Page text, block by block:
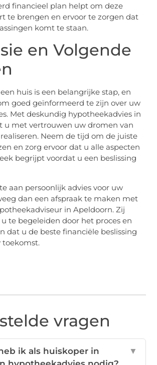
financieel plan helpt om deze
te brengen en ervoor te zorgen dat
komt te staan.
en Volgende
huis is een belangrijke stap, en
goed geïnformeerd te zijn over uw
Met deskundig hypotheekadvies in
u met vertrouwen uw dromen van
Neem de tijd om de juiste
en zorg ervoor dat u alle aspecten
begrijpt voordat u een beslissing
aan persoonlijk advies voor uw
dan een afspraak te maken met
in Apeldoorn. Zij
te begeleiden door het proces en
dat u de beste financiële beslissing
toekomst.
vragen
ik als huiskoper in
▼